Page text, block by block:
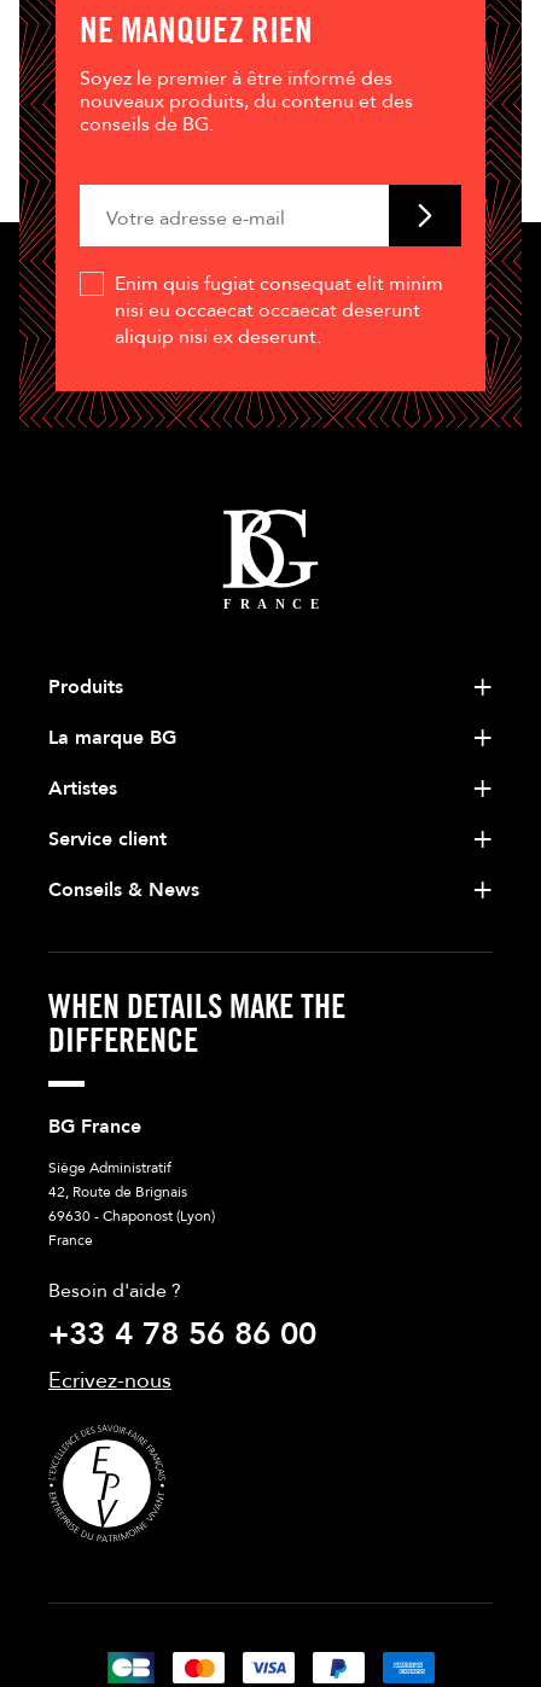
NE MANQUEZ RIEN
Soyez le premier à être informé des
nouveaux produits, du contenu et des
conseils de BG.
Enim quis fugiat consequat elit minim
nisi eu occaecat occaecat deserunt
aliquip nisi ex deserunt.
Produits
La marque BG
Artistes
Service client
Conseils & News
WHEN DETAILS MAKE THE
DIFFERENCE
BG France
Siège Administratif
42, Route de Brignais
69630 - Chaponost (Lyon)
France
Besoin d'aide ?
+33 4 78 56 86 00
Ecrivez-nous